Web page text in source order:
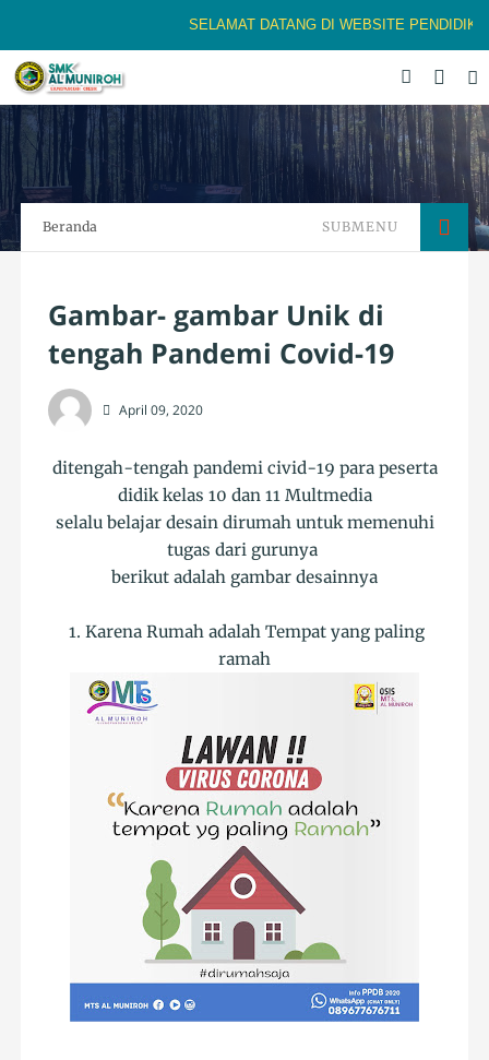
SELAMAT DATANG DI WEBSITE PENDIDIKAN
Beranda SUBMENU
Gambar- gambar Unik di
tengah Pandemi Covid-19
April 09, 2020
ditengah-tengah pandemi civid-19 para peserta
didik kelas 10 dan 11 Multmedia
selalu belajar desain dirumah untuk memenuhi
tugas dari gurunya
berikut adalah gambar desainnya
1. Karena Rumah adalah Tempat yang paling
ramah